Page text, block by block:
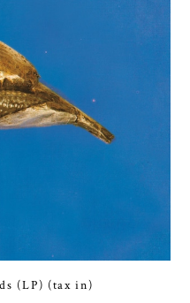
(LP) (tax in)